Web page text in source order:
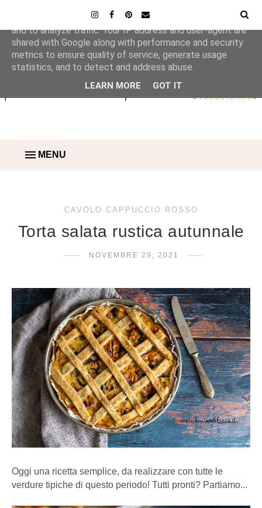
MENU
CAVOLO CAPPUCCIO ROSSO
Torta salata rustica autunnale
NOVEMBRE 29, 2021
Oggi una ricetta semplice, da realizzare con tutte le
verdure tipiche di questo periodo! Tutti pronti? Partiamo...
This site uses cookies from Google to deliver its services
and to analyze traffic. Your IP address and user-agent are
shared with Google along with performance and security
metrics to ensure quality of service, generate usage
statistics, and to detect and address abuse.
LEARN MORE GOT IT